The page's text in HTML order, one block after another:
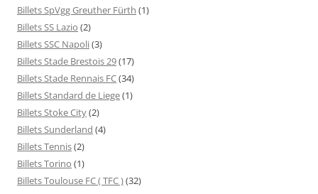
Billets SpVgg Greuther Fürth (1)
Billets SS Lazio (2)
Billets SSC Napoli(3)
Billets Stade Brestois 29(17)
Billets Stade Rennais FC(34)
Billets Standard de Liege(1)
Billets Stoke City(2)
Billets Sunderland (4)
Billets Tennis(2)
Billets Torino (1)
Billets Toulouse FC ( TFC )(32)